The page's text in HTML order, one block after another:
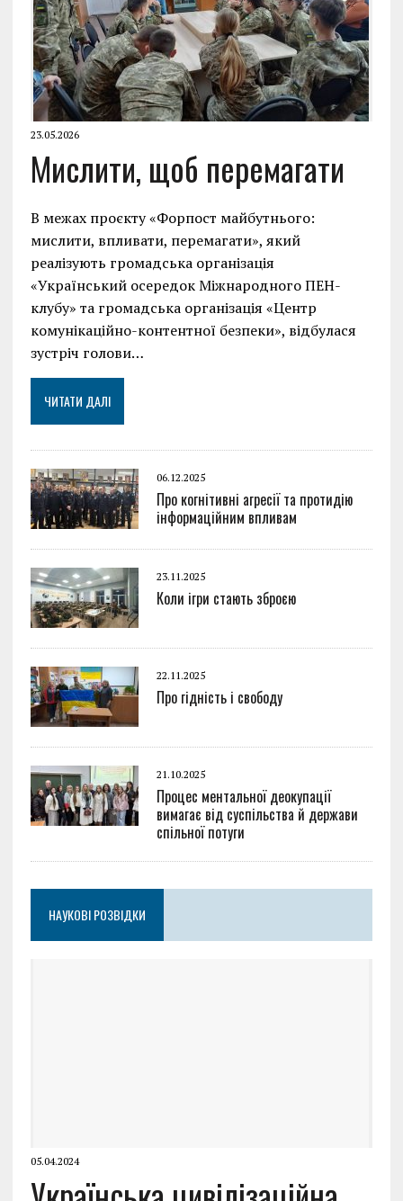
23.05.2026
Мислити, щоб перемагати
В межах проєкту «Форпост майбутнього:
мислити, впливати, перемагати», який
реалізують громадська організація
«Український осередок Міжнародного ПЕН-
клубу» та громадська організація «Центр
комунікаційно-контентної безпеки», відбулася
зустріч голови…
ЧИТАТИ ДАЛІ
06.12.2025
Про когнітивні агресії та протидію
інформаційним впливам
23.11.2025
Коли ігри стають зброєю
22.11.2025
Про гідність і свободу
21.10.2025
Процес ментальної деокупації
вимагає від суспільства й держави
спільної потуги
НАУКОВІ РОЗВІДКИ
05.04.2024